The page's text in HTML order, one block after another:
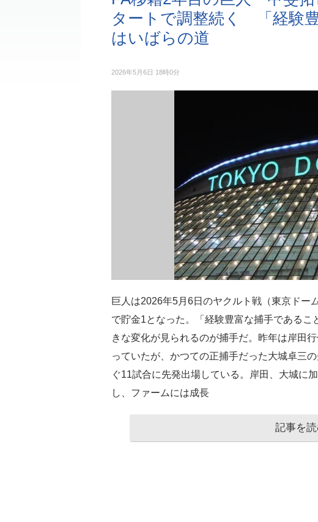
タートで調整続く 「経験
はいばらの道
2026年5月6日 18時0分
巨人は2026年5月6日のヤクルト戦（東京ドー
で貯金1となった。「経験豊富な捕手であるこ
きな変化が見られるのが捕手だ。昨年は岸田
っていたが、かつての正捕手だった大城卓三
ぐ11試合に先発出場している。岸田、大城に
し、ファームには成長
記事を